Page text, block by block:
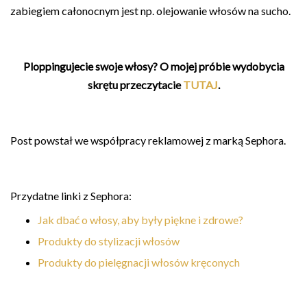
zabiegiem całonocnym jest np. olejowanie włosów na sucho.
Ploppingujecie swoje włosy? O mojej próbie wydobycia
skrętu przeczytacieTUTAJ.
Post powstał we współpracy reklamowej z marką Sephora.
Przydatne linki z Sephora:
Jak dbać o włosy, aby były piękne i zdrowe?
Produkty do stylizacji włosów
Produkty do pielęgnacji włosów kręconych